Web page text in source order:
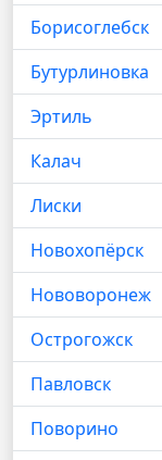
Борисоглебск
Бутурлиновка
Эртиль
Калач
Лиски
Новохопёрск
Нововоронеж
Острогожск
Павловск
Поворино